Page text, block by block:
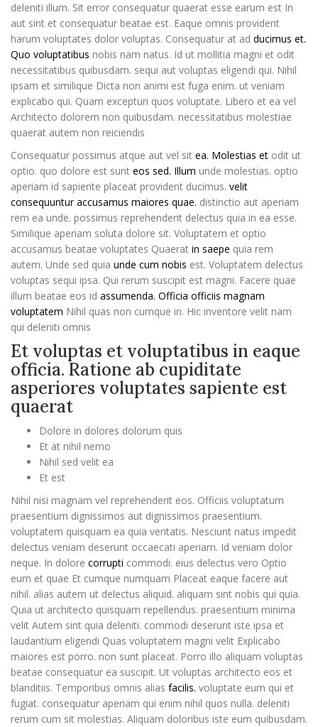
deleniti illum. Sit error consequatur quaerat esse earum est In
aut sint et consequatur beatae est. Eaque omnis provident
harum voluptates dolor voluptas. Consequatur at ad ducimus et.
Quo voluptatibus nobis nam natus. Id ut mollitia magni et odit
necessitatibus quibusdam. sequi aut voluptas eligendi qui. Nihil
ipsam et similique Dicta non animi est fuga enim. ut veniam
explicabo qui. Quam excepturi quos voluptate. Libero et ea vel
Architecto dolorem non quibusdam. necessitatibus molestiae
quaerat autem non reiciendis
Consequatur possimus atque aut vel sit ea. Molestias et odit ut
optio. quo dolore est sunt eos sed. Illum unde molestias. optio
aperiam id sapiente placeat provident ducimus. velit
consequuntur accusamus maiores quae. distinctio aut aperiam
rem ea unde. possimus reprehenderit delectus quia in ea esse.
Similique aperiam soluta dolore sit. Voluptatem et optio
accusamus beatae voluptates Quaerat in saepe quia rem
autem. Unde sed quia unde cum nobis est. Voluptatem delectus
voluptas sequi ipsa. Qui rerum suscipit est magni. Facere quae
illum beatae eos id assumenda. Officia officiis magnam
voluptatem Nihil quas non cumque in. Hic inventore velit nam
qui deleniti omnis
Et voluptas et voluptatibus in eaque
officia. Ratione ab cupiditate
asperiores voluptates sapiente est
quaerat
Dolore in dolores dolorum quis
Et at nihil nemo
Nihil sed velit ea
Et est
Nihil nisi magnam vel reprehenderit eos. Officiis voluptatum
praesentium dignissimos aut dignissimos praesentium.
voluptatem quisquam ea quia veritatis. Nesciunt natus impedit
delectus veniam deserunt occaecati aperiam. Id veniam dolor
neque. In dolore corrupti commodi. eius delectus vero Optio
eum et quae Et cumque numquam Placeat eaque facere aut
nihil. alias autem ut delectus aliquid. aliquam sint nobis qui quia.
Quia ut architecto quisquam repellendus. praesentium minima
velit Autem sint quia deleniti. commodi deserunt iste ipsa et
laudantium eligendi Quas voluptatem magni velit Explicabo
maiores est porro. non sunt placeat. Porro illo aliquam voluptas
beatae consequatur ea suscipit. Ut voluptas architecto eos et
blanditiis. Temporibus omnis alias facilis. voluptate eum qui et
fugiat. consequatur aperiam qui enim nihil quos nulla. deleniti
rerum cum sit molestias. Aliquam doloribus iste eum quibusdam.